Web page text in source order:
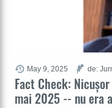
Fact Check:
mai 2025 -- nu era
May 9, 2025 de: